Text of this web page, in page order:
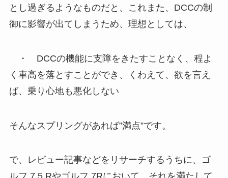
とし過ぎるようなものだと、これまた、DCCの制
御に影響が出てしまうため、理想としては、
・ DCCの機能に支障をきたすことなく、程よ
く車高を落とすことができ、くわえて、欲を言え
ば、乗り心地も悪化しない
そんなスプリングがあれば”満点”です。
で、レビュー記事などをリサーチするうちに、ゴ